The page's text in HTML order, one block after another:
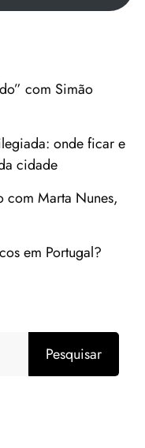
com Simão
onde ficar e
cidade
com Marta Nunes,
em Portugal?
Pesquisar